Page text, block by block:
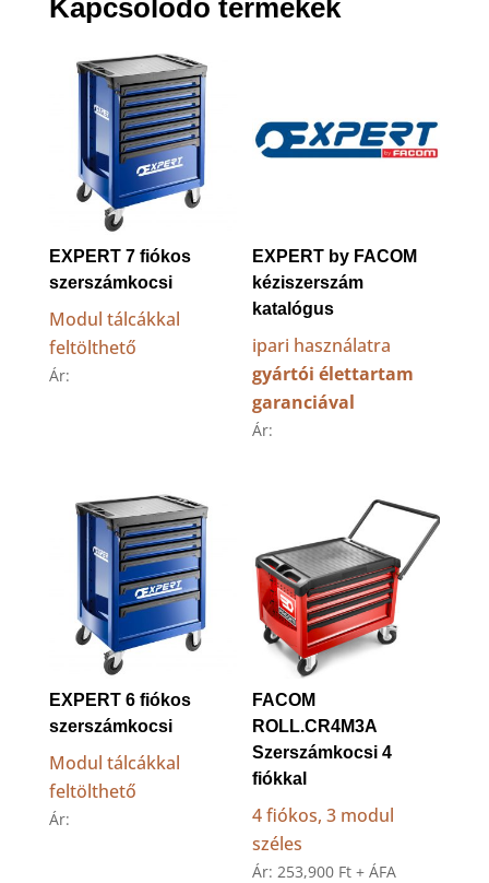
Kapcsolódó termékek
EXPERT 7 fiókos
szerszámkocsi
Modul tálcákkal
feltölthető
Ár:
EXPERT by FACOM
kéziszerszám
katalógus
ipari használatra
gyártói élettartam
garanciával
Ár:
EXPERT 6 fiókos
szerszámkocsi
Modul tálcákkal
feltölthető
Ár:
FACOM
ROLL.CR4M3A
Szerszámkocsi 4
fiókkal
4 fiókos, 3 modul
széles
Ár: 253,900 Ft + ÁFA